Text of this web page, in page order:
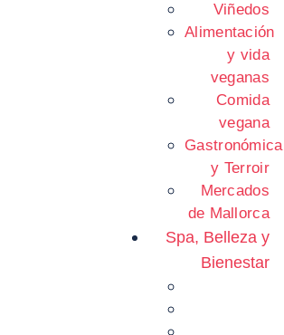
Viñedos
Alimentación
y vida
veganas
Comida
vegana
Gastronómica
y Terroir
Mercados
de Mallorca
Spa, Belleza y
Bienestar